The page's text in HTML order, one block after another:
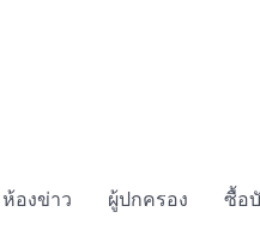
ห้องข่าว ผู้ปกครอง ซื้อ